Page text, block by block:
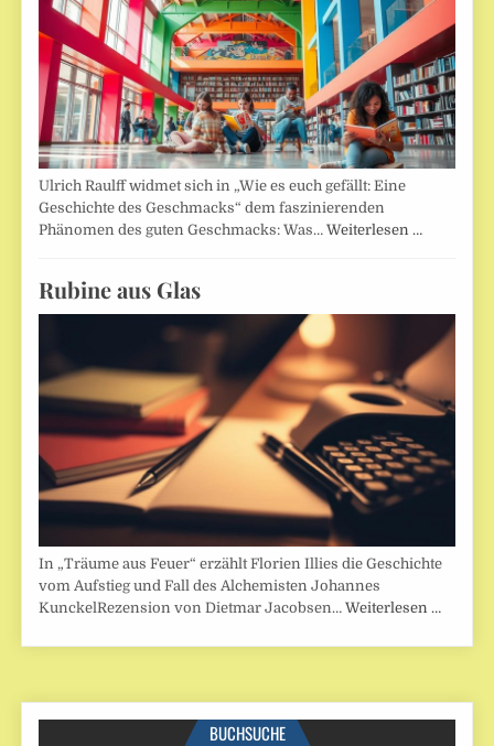
Ulrich Raulff widmet sich in „Wie es euch gefällt: Eine
Geschichte des Geschmacks“ dem faszinierenden
Phänomen des guten Geschmacks: Was…Weiterlesen …
Rubine aus Glas
In „Träume aus Feuer“ erzählt Florien Illies die Geschichte
vom Aufstieg und Fall des Alchemisten Johannes
KunckelRezension von Dietmar Jacobsen…Weiterlesen …
BUCHSUCHE